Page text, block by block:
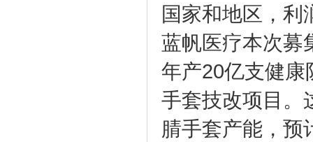
国家和地区，利
蓝帆医疗本次募
年产20亿支健康
手套技改项目。
腈手套产能，预